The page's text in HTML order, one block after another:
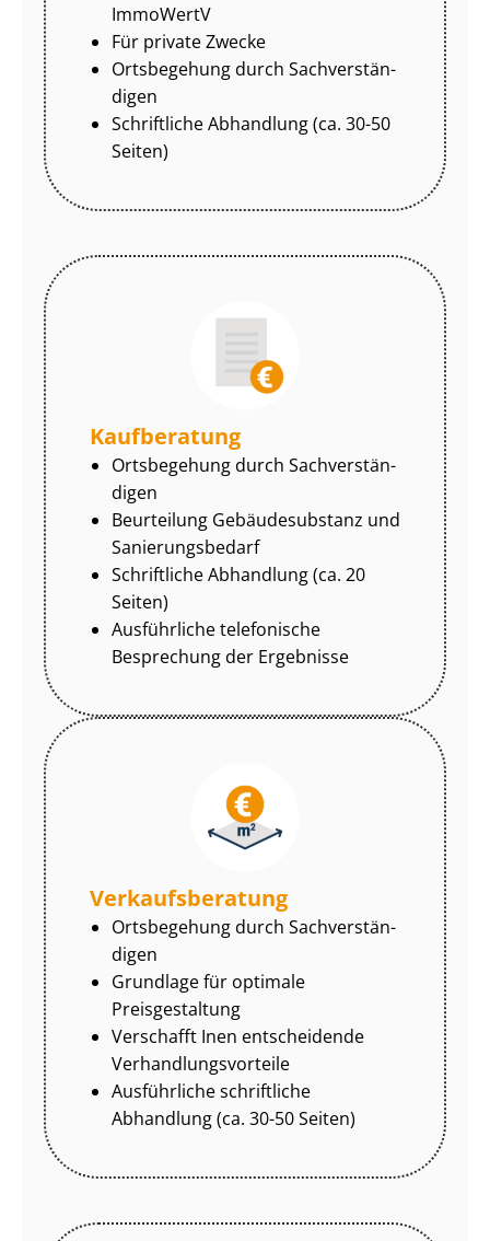
ImmoWertV
Für private Zwecke
Ortsbegehung durch Sach­ver­stän­
di­gen
Schriftliche Abhandlung (ca. 30-50
Seiten)
Kaufberatung
Ortsbegehung durch Sach­ver­stän­
di­gen
Beurteilung Gebäudesubstanz und
Sa­nie­rungs­be­darf
Schriftliche Abhandlung (ca. 20
Seiten)
Ausführliche telefonische
Besprechung der Ergebnisse
Ver­kaufs­be­ra­tung
Ortsbegehung durch Sach­ver­stän­
di­gen
Grundlage für optimale
Preisgestaltung
Verschafft Inen entscheidende
Ver­hand­lungs­vor­tei­le
Ausführliche schriftliche
Abhandlung (ca. 30-50 Seiten)